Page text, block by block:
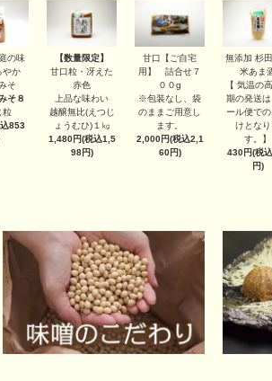
の味
やか
そ
そ８
粒
853
【数量限定】
甘口粒・冴えた
赤色
上品な味わい
越醸無比(えつじ
ょうむひ)１㎏
1,480円(税込1,5
98円)
甘口【ご自宅
用】 詰合せ７
００g
※包装なし、袋
のままご用意し
ます。
2,000円(税込2,1
60円)
無添加 杉
米あま
【 気温の
期の発送は
ール便で
けとなり
す。】
430円(税
円)